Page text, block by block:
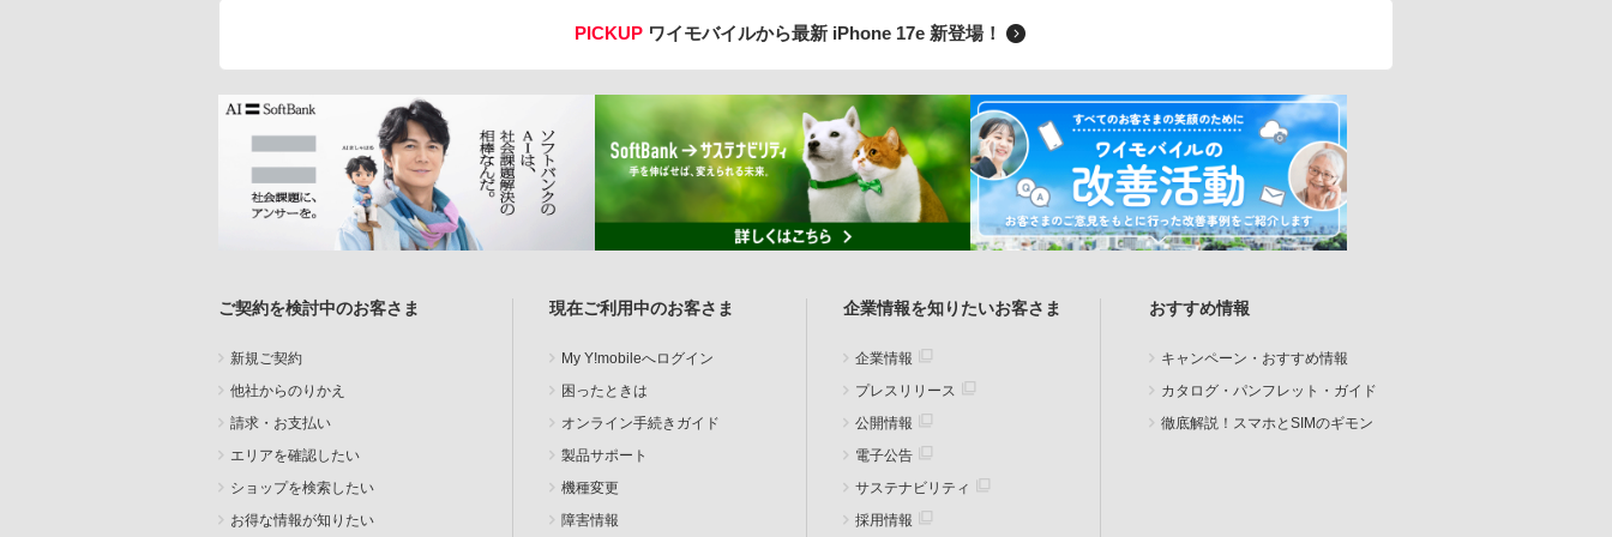
PICKUP ワイモバイルから最新 iPhone 17e 新登場！
ご契約を検討中のお客さま
新規ご契約
他社からのりかえ
請求・お支払い
エリアを確認したい
ショップを検索したい
お得な情報が知りたい
現在ご利用中のお客さま
My Y!mobileへログイン
困ったときは
オンライン手続きガイド
製品サポート
機種変更
障害情報
企業情報を知りたいお客さま
企業情報
プレスリリース
公開情報
電子公告
サステナビリティ
採用情報
おすすめ情報
キャンペーン・おすすめ情報
カタログ・パンフレット・ガイド
徹底解説！スマホとSIMのギモン